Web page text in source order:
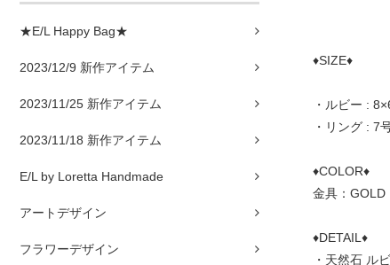
★E/L Happy Bag★
2023/12/9 新作アイテム
2023/11/25 新作アイテム
2023/11/18 新作アイテム
E/L by Loretta Handmade
アートデザイン
フラワーデザイン
♦SIZE♦
・ルビー :
・リング : 7
♦COLOR♦
金具：GOLD
♦DETAIL♦
・天然石 ル